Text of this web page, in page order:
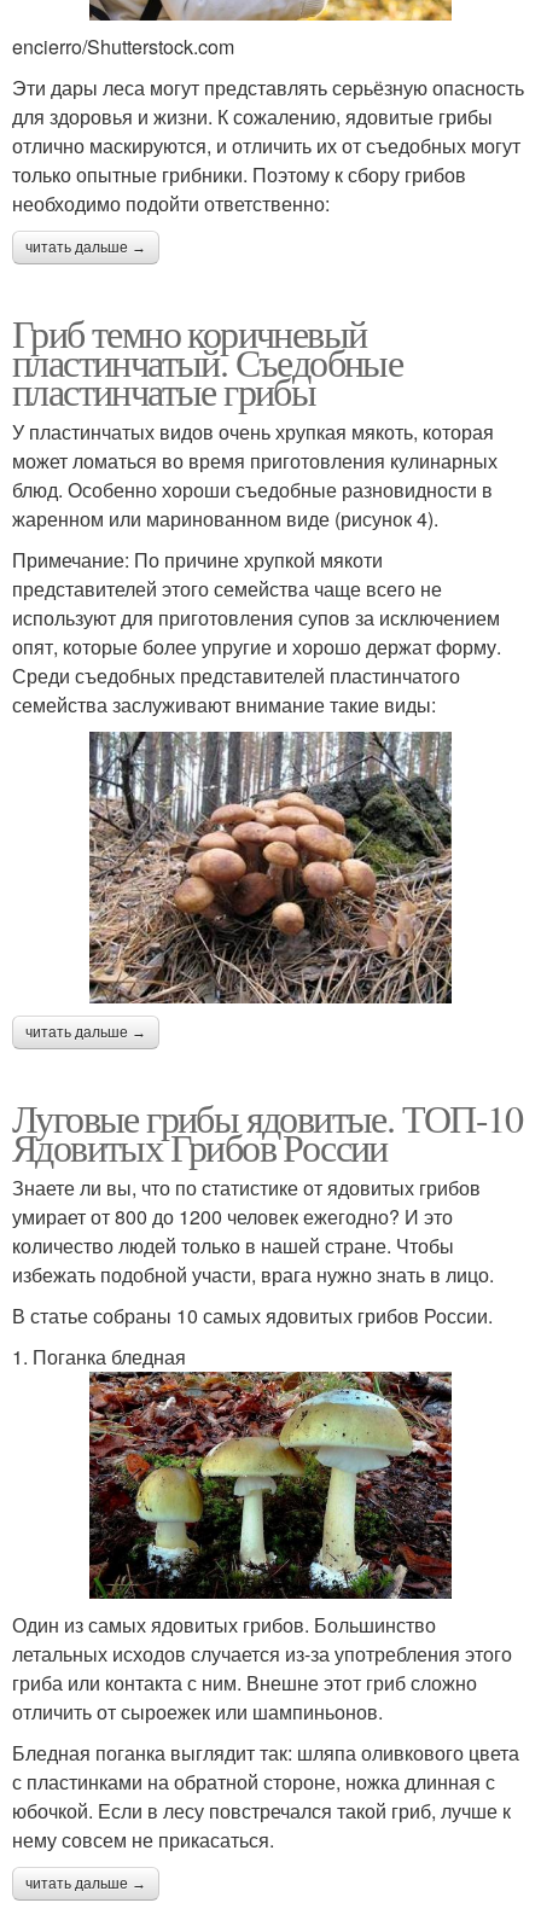
encierro/Shutterstock.com
Эти дары леса могут представлять серьёзную опасность
для здоровья и жизни. К сожалению, ядовитые грибы
отлично маскируются, и отличить их от съедобных могут
только опытные грибники. Поэтому к сбору грибов
необходимо подойти ответственно:
читать дальше →
Гриб темно коричневый
пластинчатый. Съедобные
пластинчатые грибы
У пластинчатых видов очень хрупкая мякоть, которая
может ломаться во время приготовления кулинарных
блюд. Особенно хороши съедобные разновидности в
жаренном или маринованном виде (рисунок 4).
Примечание: По причине хрупкой мякоти
представителей этого семейства чаще всего не
используют для приготовления супов за исключением
опят, которые более упругие и хорошо держат форму.
Среди съедобных представителей пластинчатого
семейства заслуживают внимание такие виды:
читать дальше →
Луговые грибы ядовитые. ТОП-10
Ядовитых Грибов России
Знаете ли вы, что по статистике от ядовитых грибов
умирает от 800 до 1200 человек ежегодно? И это
количество людей только в нашей стране. Чтобы
избежать подобной участи, врага нужно знать в лицо.
В статье собраны 10 самых ядовитых грибов России.
1. Поганка бледная
Один из самых ядовитых грибов. Большинство
летальных исходов случается из-за употребления этого
гриба или контакта с ним. Внешне этот гриб сложно
отличить от сыроежек или шампиньонов.
Бледная поганка выглядит так: шляпа оливкового цвета
с пластинками на обратной стороне, ножка длинная с
юбочкой. Если в лесу повстречался такой гриб, лучше к
нему совсем не прикасаться.
читать дальше →